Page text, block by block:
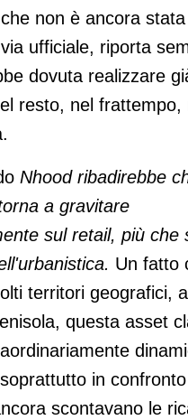
che non è ancora stata
ufficiale, riporta
dovuta realizzare
resto, nel frattempo,
Nhood ribadirebbe
a gravitare
sul retail, più che
Un fatto
territori geografici,
questa asset
in
scontavano le